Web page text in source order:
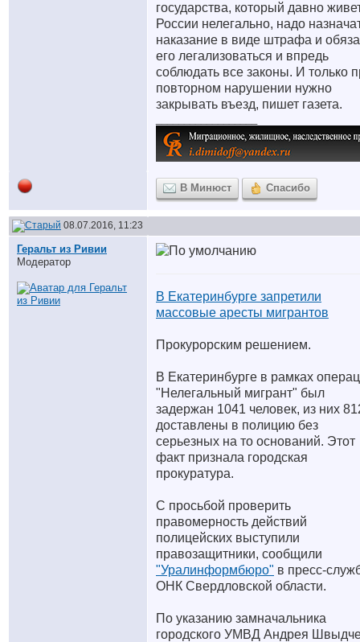
государства, который давно
России нелегально, надо
наказание в виде штрафа и
его легализоваться и впредь
соблюдать все законы. И только
повторном нарушении нужно
закрывать въезд, пишет газета.
В Минюст Спасибо
08.07.2016, 11:23
Геральт из Ривии
Модератор
В Екатеринбурге запретили
массовые аресты мигрантов
Прокурорским решением.
В Екатеринбурге в рамках
"Нелегальный мигрант" был
задержан 1041 человек, из них
доставлены в полицию без
серьезных на то оснований. Этот
факт признала городская
прокуратура.
С просьбой проверить
правомерность действий
полицейских выступили
правозащитники, сообщили
"Уралинформбюро" в пресс-
ОНК Свердловской области.
По указанию замначальника
городского УМВД Андрея